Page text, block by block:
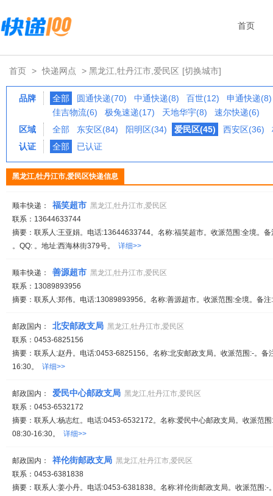
首页
首页 > 快递网点 > 黑龙江,牡丹江市,爱民区 [切换城市]
品牌 全部 圆通快递(70) 中通快递(8) 百世(12)
申通快递(8)
佳吉物流(6)
极兔速递(17) 天地华宇(8)
速尔快递(6)
区域
全部 东安区(84) 阳明区(34) 爱民区(45) 西安区(36)
认证
全部 已认证
黑龙江,牡丹江市,爱民区快递信息
顺丰快递： 福笑超市 黑龙江,牡丹江市,爱民区
联系：13644633744
摘要：联系人:王亚娟。电话:13644633744。名称:福笑超市。收派范围:全境。
。QQ: 。地址:西海林街379号。 详细>>
顺丰快递： 善源超市 黑龙江,牡丹江市,爱民区
联系：13089893956
摘要：联系人:郑伟。电话:13089893956。名称:善源超市。收派范围:全境。备
邮政国内： 北安邮政支局 黑龙江,牡丹江市,爱民区
联系：0453-6825156
摘要：联系人:赵丹。电话:0453-6825156。名称:北安邮政支局。收派范围:-。备
16:30。 详细>>
邮政国内： 爱民中心邮政支局 黑龙江,牡丹江市,爱民区
联系：0453-6532172
摘要：联系人:杨志红。电话:0453-6532172。名称:爱民中心邮政支局。收派范
08:30-16:30。 详细>>
邮政国内： 祥伦街邮政支局 黑龙江,牡丹江市,爱民区
联系：0453-6381838
摘要：联系人:姜小丹。电话:0453-6381838。名称:祥伦街邮政支局。收派范围:-